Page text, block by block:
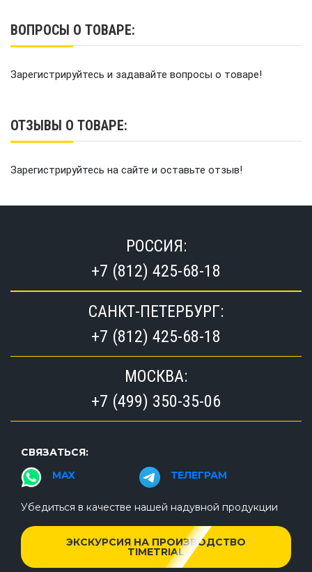
ВОПРОСЫ О ТОВАРЕ:
Зарегистрируйтесь и задавайте вопросы о товаре!
ОТЗЫВЫ О ТОВАРЕ:
Зарегистрируйтесь на сайте и оставьте отзыв!
РОССИЯ:
+7 (812) 425-68-18
САНКТ-ПЕТЕРБУРГ:
+7 (812) 425-68-18
МОСКВА:
+7 (499) 350-35-06
СВЯЗАТЬСЯ:
MAX
ТЕЛЕГРАМ
Убедиться в качестве нашей надувной продукции
ЭКСКУРСИЯ НА ПРОИЗВОДСТВО
TIMETRIAL